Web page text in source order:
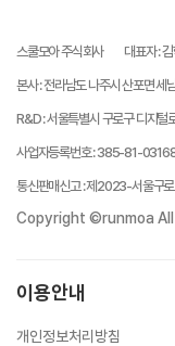
스쿨모아 주식회사 대표자:김
본사:전라남도 나주시 산포면 세
R&D:서울특별시 구로구 디지
사업자등록번호:385-81-
통신판매신고:제2023-서울구
Copyright ©runmoa All
이용안내
개인정보처리방침